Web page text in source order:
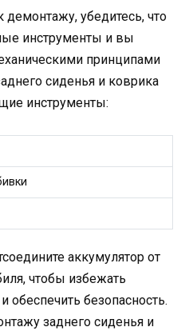
убедитесь, что
инструменты и вы
принципами
сиденья и коврика
инструменты:
аккумулятор от
чтобы избежать
безопасность.
заднего сиденья и